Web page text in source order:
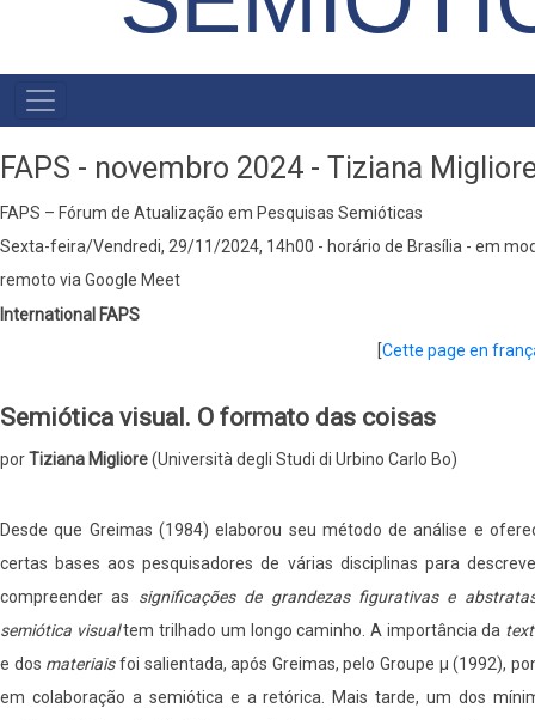
MAIN
MENU
FAPS - novembro 2024 - Tiziana
FAPS – Fórum de Atualização em Pesquisas Semióticas
Sexta-feira/Vendredi, 29/11/2024, 14h00 - horário de Brasília - em
remoto via Google Meet
International FAPS
[Cette page en
Semiótica visual. O formato das coisas
porTiziana Migliore(Università degli Studi di Urbino Carlo Bo)
Desde que Greimas (1984) elaborou seu método de análise e
certas bases aos pesquisadores de várias disciplinas para
compreender as significações de grandezas figurativas e
semiótica visualtem trilhado um longo caminho. A importância da
e dos materiaisfoi salientada, após Greimas, pelo Groupe µ (1992),
em colaboração a semiótica e a retórica. Mais tarde, um dos